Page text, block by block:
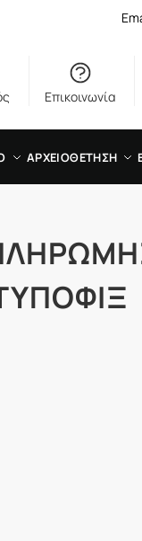
Επικοινωνία
ΑΡΧΕΙΟΘΕΤΗΣΗ